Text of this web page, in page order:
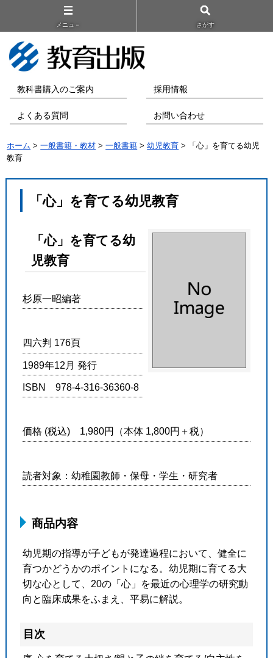
メニュ－ さがす
教科書購入のご案内 採用情報
よくある質問 お問い合わせ
ホーム >一般書籍・教材 >一般書籍 >幼児教育 > 「心」を育てる幼児
教育
「心」を育てる幼児教育
「心」を育てる幼
児教育
杉原一昭編著
四六判 176頁
1989年12月 発行
ISBN 978-4-316-36360-8
価格 (税込) 1,980円（本体 1,800円＋税）
読者対象：幼稚園教師・保母・学生・研究者
商品内容
幼児期の指導が子どもが発達過程において、健全に
育つかどうかのポイントになる。幼児期に育てる大
切な心として、20の「心」を最近の心理学の研究動
向と臨床成果をふまえ、平易に解説。
目次